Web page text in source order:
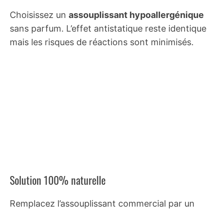
Choisissez un assouplissant hypoallergénique
sans parfum. L’effet antistatique reste identique
mais les risques de réactions sont minimisés.
Solution 100% naturelle
Remplacez l’assouplissant commercial par un